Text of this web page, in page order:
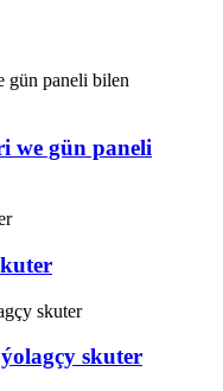
we gün paneli
skuter